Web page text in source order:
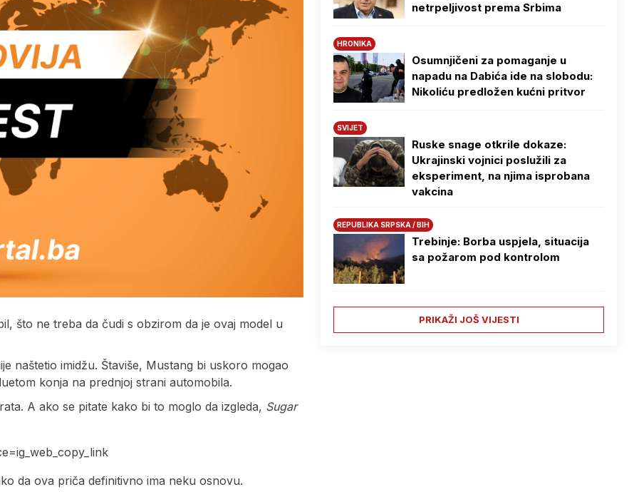
što ne treba da čudi s obzirom da je ovaj model u
naštetio imidžu. Štaviše, Mustang bi uskoro mogao
konja na prednjoj strani automobila.
A ako se pitate kako bi to moglo da izgleda, Sugar
da ova priča definitivno ima neku osnovu.
netrpeljivost prema Srbima
HRONIKA
Osumnjičeni za pomaganje u
napadu na Dabića ide na slobodu:
Nikoliću predložen kućni pritvor
SVIJET
Ruske snage otkrile dokaze:
Ukrajinski vojnici poslužili za
eksperiment, na njima isprobana
vakcina
REPUBLIKA SRPSKA / BIH
Trebinje: Borba uspjela, situacija
sa požarom pod kontrolom
PRIKAŽI JOŠ VIJESTI